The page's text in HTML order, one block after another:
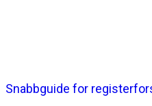
Snabbguide for